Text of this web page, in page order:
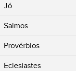
Jó
Salmos
Provérbios
Eclesiastes